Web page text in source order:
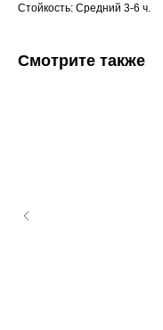
Стойкость: Средний 3-6 ч.
Смотрите также